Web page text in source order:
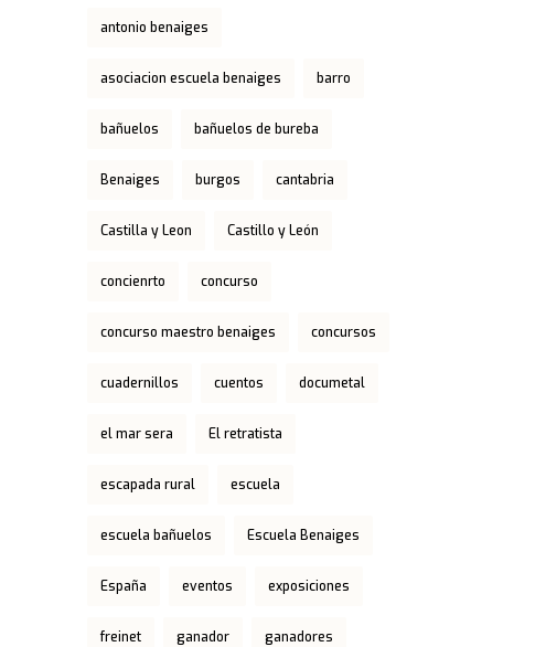
antonio benaiges
asociacion escuela benaiges barro
bañuelos bañuelos de bureba
Benaiges burgos cantabria
Castilla y Leon Castillo y León
concienrto concurso
concurso maestro benaiges concursos
cuadernillos cuentos documetal
el mar sera El retratista
escapada rural escuela
escuela bañuelos Escuela Benaiges
España eventos exposiciones
freinet ganador ganadores